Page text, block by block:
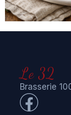
Le 32
Brasserie